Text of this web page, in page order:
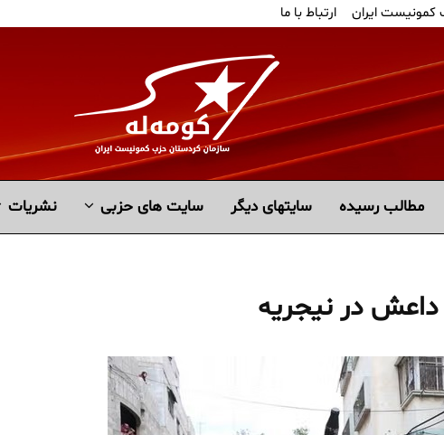
کمونیست ایران ارتباط با ما
مطالب رسیده سايتهاى ديگر سایت های حزبی نشریات
داعش در نیجریه